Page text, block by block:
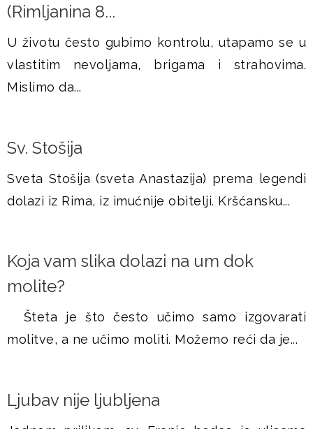
(Rimljanina 8...
U životu često gubimo kontrolu, utapamo se u
vlastitim nevoljama, brigama i strahovima.
Mislimo da...
Sv. Stošija
Sveta Stošija (sveta Anastazija) prema legendi
dolazi iz Rima, iz imućnije obitelji. Kršćansku...
Koja vam slika dolazi na um dok
molite?
Šteta je što često učimo samo izgovarati
molitve, a ne učimo moliti. Možemo reći da je...
Ljubav nije ljubljena